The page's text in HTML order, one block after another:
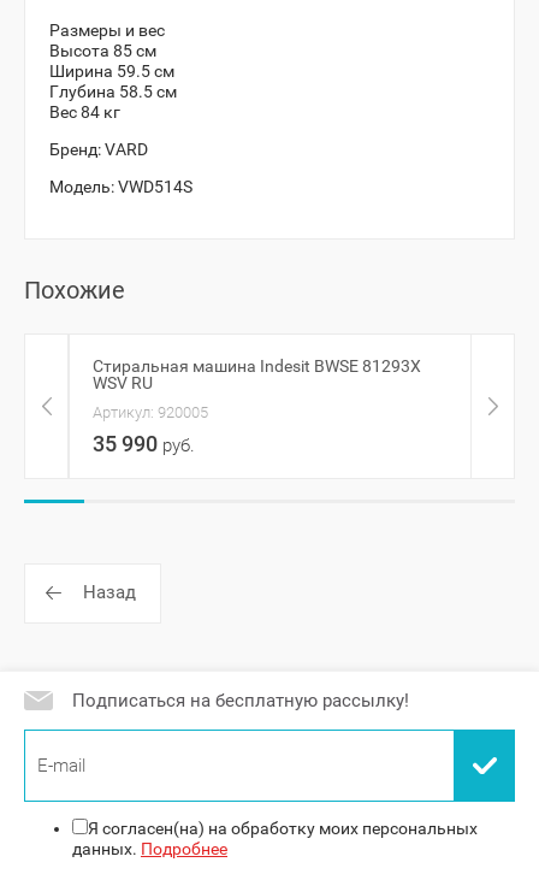
Размеры и вес
Высота 85 см
Ширина 59.5 см
Глубина 58.5 см
Вес 84 кг
Бренд:VARD
Модель:VWD514S
Похожие
Стиральная машина Indesit BWSE 81293X
WSV RU
Артикул: 920005
35 990 руб.
Назад
Подписаться на бесплатную рассылку!
Я согласен(на) на обработку моих персональных
данных. Подробнее